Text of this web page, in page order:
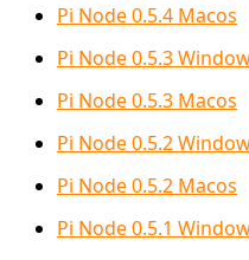
Pi Node 0.5.4 Macos
Pi Node 0.5.3
Pi Node 0.5.3 Macos
Pi Node 0.5.2
Pi Node 0.5.2 Macos
Pi Node 0.5.1